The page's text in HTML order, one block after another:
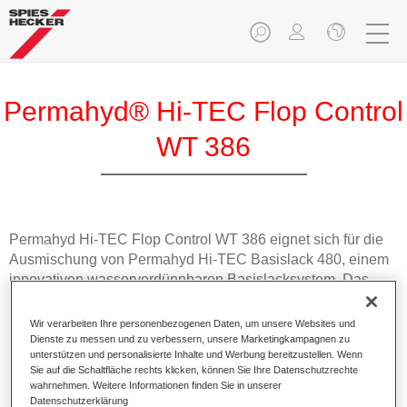
Permahyd® Hi-TEC Flop Control
WT 386
Permahyd Hi-TEC Flop Control WT 386 eignet sich für die
Ausmischung von Permahyd Hi-TEC Basislack 480, einem
innovativen wasserverdünnbaren Basislacksystem. Das
hochwertige Pkw-Reparaturlackierung.
Produktmerkmale
Einfach und schnell zu verarbeiten.
Wir verarbeiten Ihre personenbezogenen Daten, um unsere Websites und
Dienste zu messen und zu verbessern, unsere Marketingkampagnen zu
unterstützen und personalisierte Inhalte und Werbung bereitzustellen. Wenn
Sie auf die Schaltfläche rechts klicken, können Sie Ihre Datenschutzrechte
wahrnehmen. Weitere Informationen finden Sie in unserer
Datenschutzerklärung